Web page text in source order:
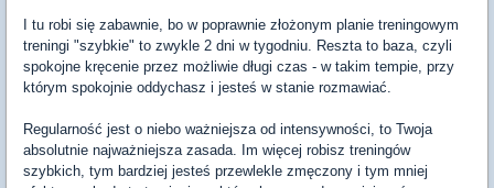
I tu robi się zabawnie, bo w poprawnie złożonym planie treningowym
treningi "szybkie" to zwykle 2 dni w tygodniu. Reszta to baza, czyli
spokojne kręcenie przez możliwie długi czas - w takim tempie, przy
którym spokojnie oddychasz i jesteś w stanie rozmawiać.
Regularność jest o niebo ważniejsza od intensywności, to Twoja
absolutnie najważniejsza zasada. Im więcej robisz treningów
szybkich, tym bardziej jesteś przewlekle zmęczony i tym mniej